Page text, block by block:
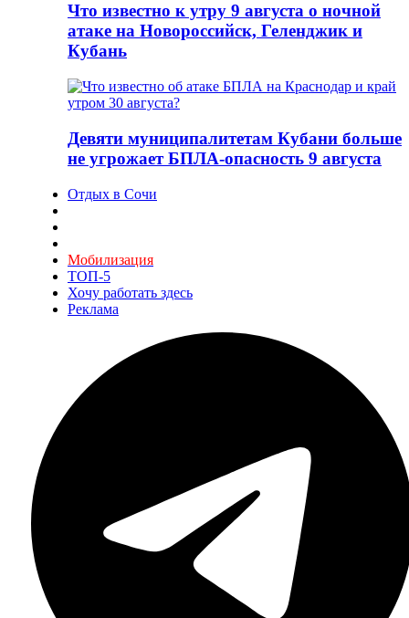
Что известно к утру 9 августа о ночной
атаке на Новороссийск, Геленджик и
Кубань
Девяти муниципалитетам Кубани больше
не угрожает БПЛА-опасность 9 августа
Отдых в Сочи
Мобилизация
ТОП-5
Хочу работать здесь
Реклама